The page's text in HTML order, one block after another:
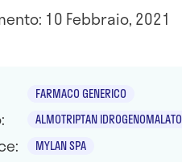
10 Febbraio, 2021
FARMACO GENERICO
ALMOTRIPTAN IDROGENOMALATO
MYLAN SPA